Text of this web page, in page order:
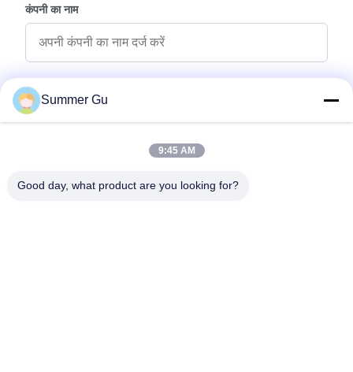
कंपनी का नाम
पूछताछ संदेश
Summer Gu
9:45 AM
Good day, what product are you looking for?